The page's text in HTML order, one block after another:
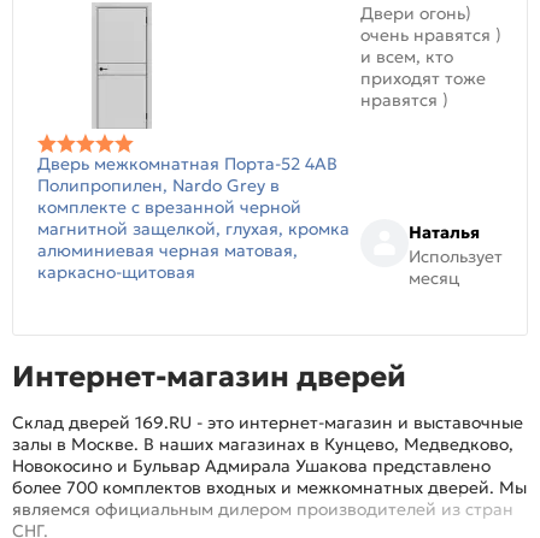
Дверь межкомнатная Порта-52 4AB
Полипропилен, Nardo Grey в
комплекте с врезанной черной
магнитной защелкой, глухая, кромка
алюминиевая черная матовая,
каркасно-щитовая
Двери огонь)
очень нравятся )
и всем, кто
приходят тоже
нравятся )
Наталья
Использует
месяц
Интернет-магазин дверей
Склад дверей 169.RU - это интернет-магазин и выставочные
залы в Москве. В наших магазинах в Кунцево, Медведково,
Новокосино и Бульвар Адмирала Ушакова представлено
более 700 комплектов входных и межкомнатных дверей. Мы
являемся официальным дилером производителей из стран
СНГ.